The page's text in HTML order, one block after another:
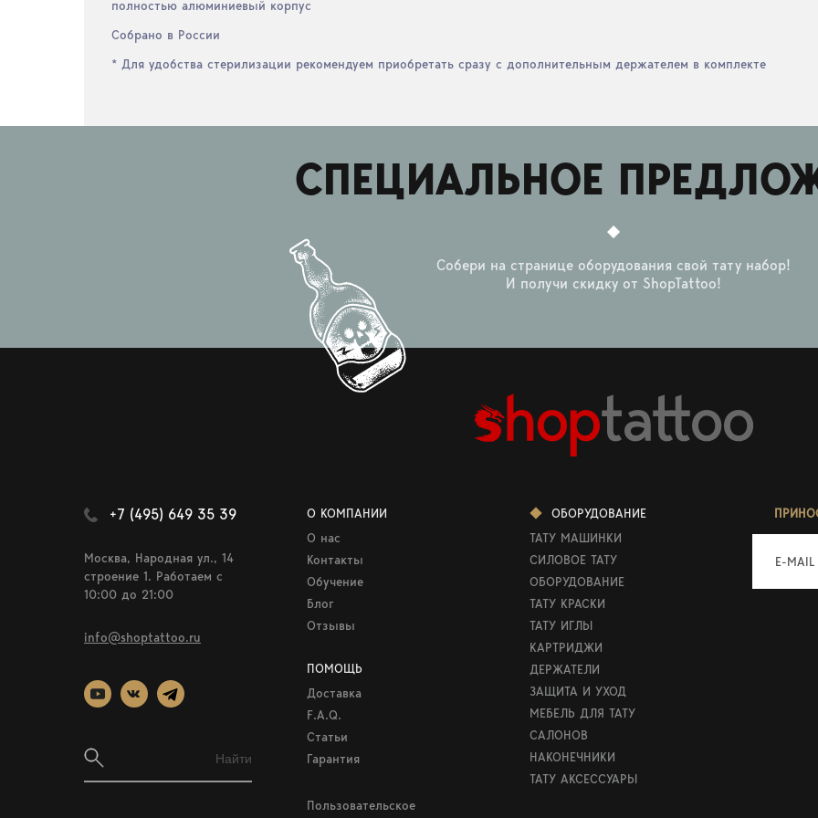
полностью алюминиевый корпус
Собрано в России
* Для удобства стерилизации рекомендуем приобретать сразу с дополнительным держателем в комплекте
СПЕЦИАЛЬНОЕ
Собери на странице оборудования свой тату набор!
И получи скидку от ShopTattoo!
+7 (495) 649 35 39
Москва, Народная ул., 14
строение 1. Работаем c
10:00 до 21:00
info@shoptattoo.ru
О КОМПАНИИ
О нас
Контакты
Обучение
Блог
Отзывы
ПОМОЩЬ
Доставка
F.A.Q.
Статьи
Гарантия
Пользовательское
ОБОРУДОВАНИЕ
ТАТУ МАШИНКИ
СИЛОВОЕ ТАТУ
ОБОРУДОВАНИЕ
ТАТУ КРАСКИ
ТАТУ ИГЛЫ
КАРТРИДЖИ
ДЕРЖАТЕЛИ
ЗАЩИТА И УХОД
МЕБЕЛЬ ДЛЯ ТАТУ
САЛОНОВ
НАКОНЕЧНИКИ
ТАТУ АКСЕССУАРЫ
E-MAIL